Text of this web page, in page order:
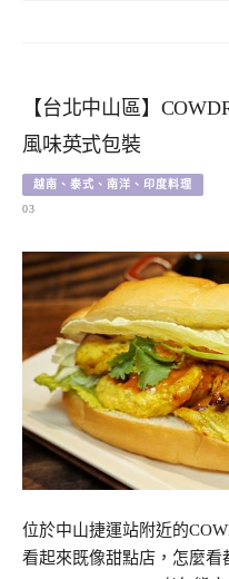
【台北中山區】
風味英式包裝
越南、泰式、南洋、印度料理
03
位於中山捷運站附近的
看起來既像甜點店，怎麼